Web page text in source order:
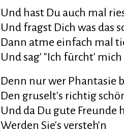
Und hast Du auch mal
Und fragst Dich was das
Dann atme einfach mal
Und sag' "Ich fürcht'
Denn nur wer Phantasie
Den gruselt's richtig
Und da Du gute Freunde
Werden Sie's versteh'n